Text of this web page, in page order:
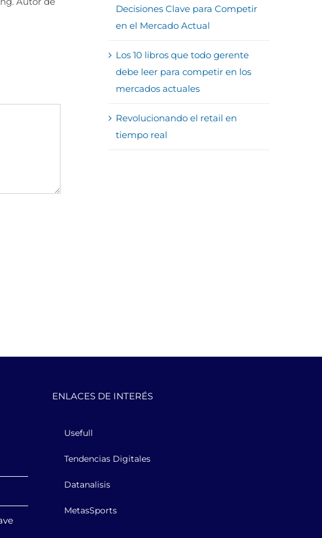
Decisiones Clave para Competir
en el Mercado Actual
Los 10 libros que todo gerente
debe leer para competir en los
mercados actuales
Revolucionando el retail en
tiempo real
ENLACES DE INTERÉS
Usefull
Tendencias Digitales
Datanalisis
MetasSports